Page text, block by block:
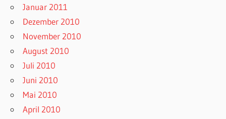
Januar 2011
Dezember 2010
November 2010
August 2010
Juli 2010
Juni 2010
Mai 2010
April 2010